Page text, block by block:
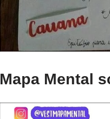
Mapa Mental